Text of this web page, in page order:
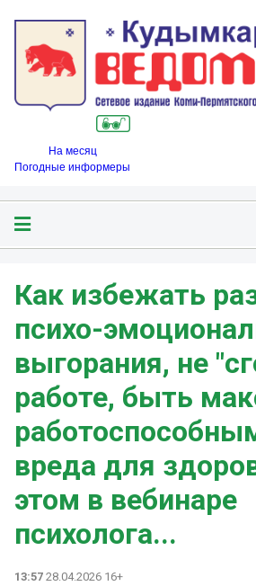
На месяц
Погодные информеры
Как избежать
психо-
выгорания, не
работе, быть
вреда для
этом в вебинаре
психолога...
13:57 28.04.2026 16+